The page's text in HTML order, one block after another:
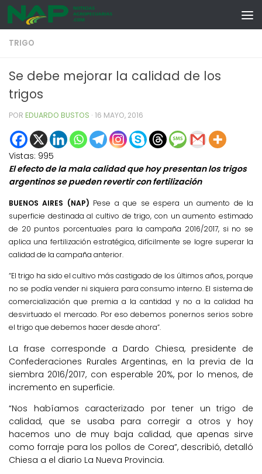
Skip to content
TRIGO
Se debe mejorar la calidad de los
trigos
POR EDUARDO BUSTOS · 16 MAYO, 2016
Vistas: 995
El efecto de la mala calidad que hoy presentan los trigos
argentinos se pueden revertir con fertilización
BUENOS AIRES (NAP) Pese a que se espera un aumento de la
superficie destinada al cultivo de trigo, con un aumento estimado
de 20 puntos porcentuales para la campaña 2016/2017, si no se
aplica una fertilización estratégica, difícilmente se logre superar la
calidad de la campaña anterior.
“El trigo ha sido el cultivo más castigado de los últimos años, porque
no se podía vender ni siquiera para consumo interno. El sistema de
comercialización que premia a la cantidad y no a la calidad ha
desvirtuado el mercado. Por eso debemos ponernos serios sobre
el trigo que debemos hacer desde ahora”.
La frase corresponde a Dardo Chiesa, presidente de
Confederaciones Rurales Argentinas, en la previa de la
siembra 2016/2017, con esperable 20%, por lo menos, de
incremento en superficie.
“Nos habíamos caracterizado por tener un trigo de
calidad, que se usaba para corregir a otros y hoy
hacemos uno de muy baja calidad, que apenas sirve
como forraje para los pollos de Corea”, describió, detalló
Chiesa a el diario La Nueva Provincia.